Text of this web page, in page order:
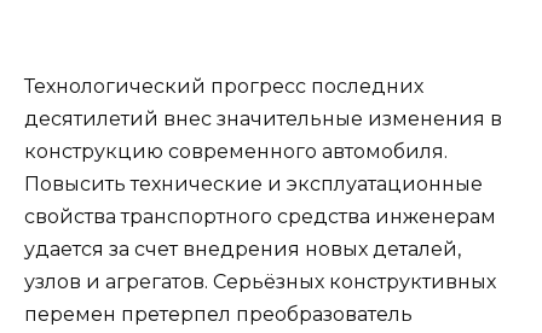
Технологический прогресс последних
десятилетий внес значительные изменения в
конструкцию современного автомобиля.
Повысить технические и эксплуатационные
свойства транспортного средства инженерам
удается за счет внедрения новых деталей,
узлов и агрегатов. Серьёзных конструктивных
перемен претерпел преобразователь